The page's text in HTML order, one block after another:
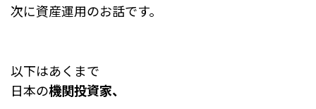
次に資産運用のお話です。
以下はあくまで
日本の機関投資家、